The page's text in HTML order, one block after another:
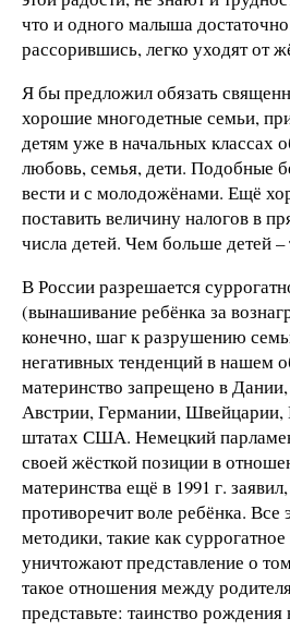
что и одного малыша
рассорившись, легко уходят от
Я бы предложил обязать
хорошие многодетные семьи,
детям уже в начальных классах
любовь, семья, дети. Подобные
вести и с молодожёнами. Ещё
поставить величину налогов в
числа детей. Чем больше детей
В России разрешается
(вынашивание ребёнка за
конечно, шаг к разрушению
негативных тенденций в нашем
материнство запрещено в
Австрии, Германии, Швейцарии,
штатах США. Немецкий
своей жёсткой позиции в
материнства ещё в 1991 г.
противоречит воле ребёнка. Все
методики, такие как
уничтожают представление о
такое отношения между
представьте: таинство